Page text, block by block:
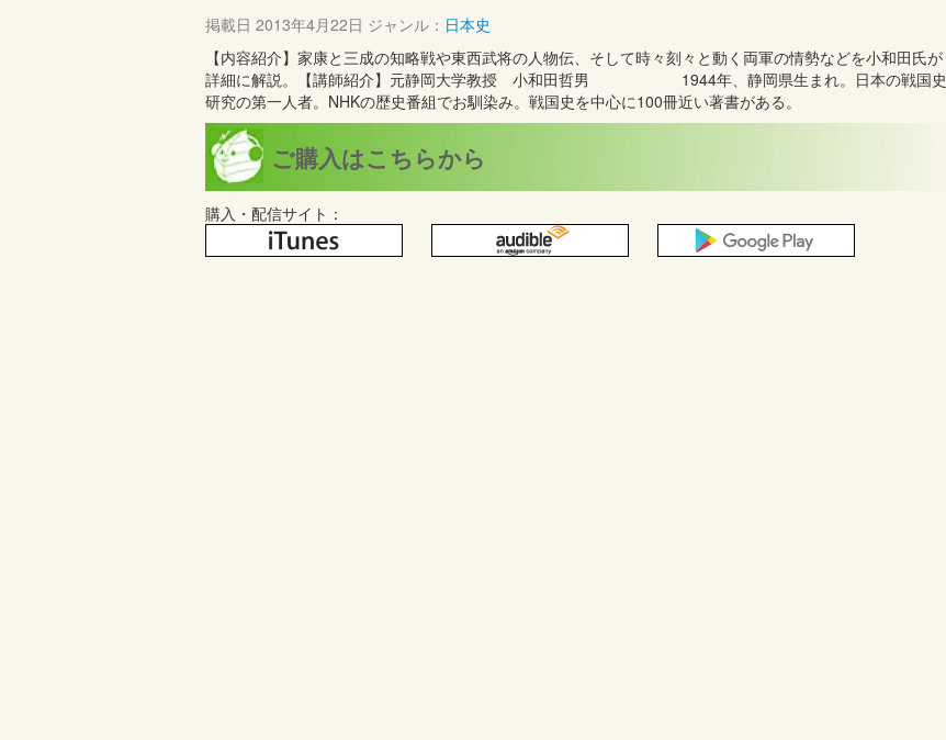
掲載日 2013年4月22日 ジャンル： 日本史
【内容紹介】 家康と三成の知略戦や東西武将の人物伝、そして時々刻々と動く両軍の情勢などを小和田氏が
詳細に解説。 【講師紹介】元静岡大学教授 小和田哲男 1944年、静岡県生まれ。日本の戦国史
研究の第一人者。NHKの歴史番組でお馴染み。戦国史を中心に100冊近い著書がある。
ご購入はこちらから
購入・配信サイト：